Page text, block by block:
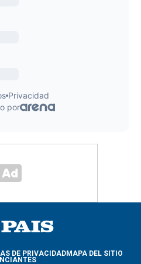
DE PRIVACIDADMAPA DEL SITIO